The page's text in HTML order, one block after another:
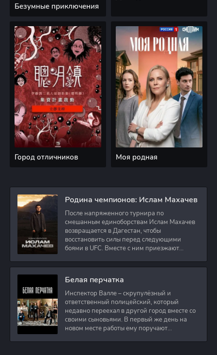
Безумные приключения
Город отличников Моя родная
Родина чемпионов: Ислам Махачев
После напряженного турнира по
смешанным единоборствам Ислам Махачев
возвращается в Дагестан, чтобы
восстановить силы перед следующими
боями в UFC. Вместе с ним приезжают
Белая перчатка
Инспектор Валле – скрупулёзный и
ответственный полицейский, который
недавно переехал в другой город вместе со
своими сыновьями. В первый же день на
новом месте работы ему поручают